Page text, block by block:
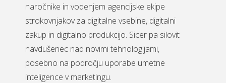
naročnike in vodenjem agencijske ekipe
strokovnjakov za digitalne vsebine, digitalni
zakup in digitalno produkcijo. Sicer pa silovit
navdušenec nad novimi tehnologijami,
posebno na področju uporabe umetne
inteligence v marketingu.